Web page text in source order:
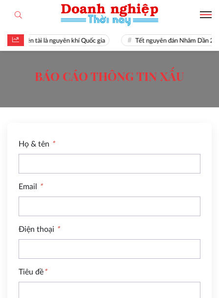
Hiền tài là nguyên khí Quốc gia Tết nguyên đán Nhâm Dần
BÁO CÁO THÔNG TIN XẤU
Họ & tên *
Email *
Điện thoại *
Tiêu đề*